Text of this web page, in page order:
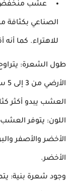
عشب منخفض
الصناعي بكثافة
للاهتراء. كما
طول الشعرة:
العشب يبدو أكثر
اللون: يتوفر
الأخضر والأصفر
الأخضر.
وجود شعرة بنية: